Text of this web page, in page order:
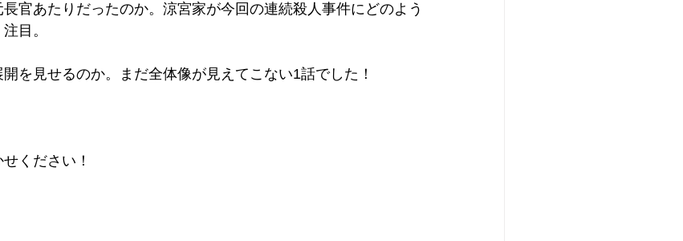
官あたりだったのか。涼宮家が今回の連続殺人事件にどのよう
目。
を見せるのか。まだ全体像が見えてこない1話でした！
ください！